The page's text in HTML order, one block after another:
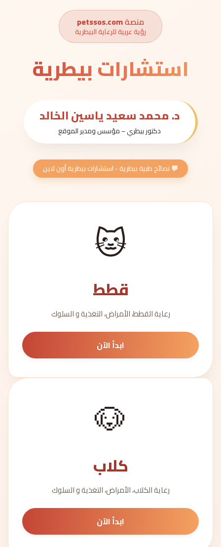
منصةpetssos.com
رؤية عربية للرعاية البيطرية
استشارات بيطرية
د. محمد سعيد ياسين الخالد
دكتور بيطري – مؤسس ومدير الموقع
💬 نصائح طبية بيطرية - استشارات بيطرية أون لاين
🐱
قطط
رعاية القطط، الأمراض، التغذية و السلوك
ابدأ الآن
🐶
كلاب
رعاية الكلاب، الأمراض، التغذية و السلوك
ابدأ الآن